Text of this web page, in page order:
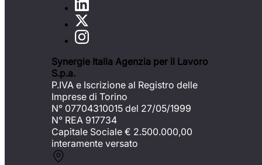
Synergie Italia Agenzia per il Lavoro
S.p.a.
P.IVA e Iscrizione al Registro delle
Imprese di Torino
N° 07704310015 del 27/05/1999
N° REA 917734
Capitale Sociale € 2.500.000,00
interamente versato